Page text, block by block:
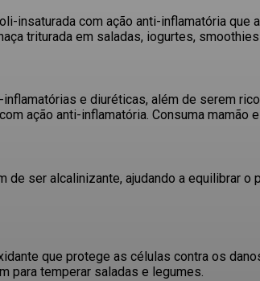
insaturada com ação anti-inflamatória que
triturada em saladas, iogurtes,
e diuréticas, além de serem
ação anti-inflamatória. Consuma mamão
ser alcalinizante, ajudando a equilibrar o
que protege as células contra os
para temperar saladas e legumes.